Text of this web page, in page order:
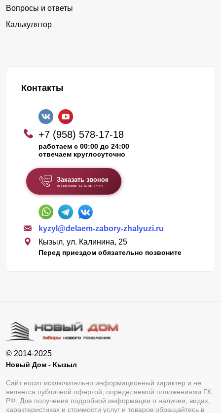
Вопросы и ответы
Калькулятор
Контакты
+7 (958) 578-17-18
работаем с 00:00 до 24:00
отвечаем круглосуточно
Заказать звонок
позвоним за наш счет
kyzyl@delaem-zabory-zhalyuzi.ru
Кызыл, ул. Калинина, 25
Перед приездом обязательно позвоните
© 2014-2025
Новый Дом - Кызыл
Сайт носит исключительно информационный характер и не
является публичной офертой, определяемой положениями ГК
РФ. Для получения подробной информации о наличии, видах,
характеристиках и стоимости услуг и товаров обращайтесь в